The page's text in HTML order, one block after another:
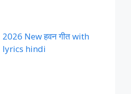
2026 New हवन गीत with
lyrics hindi